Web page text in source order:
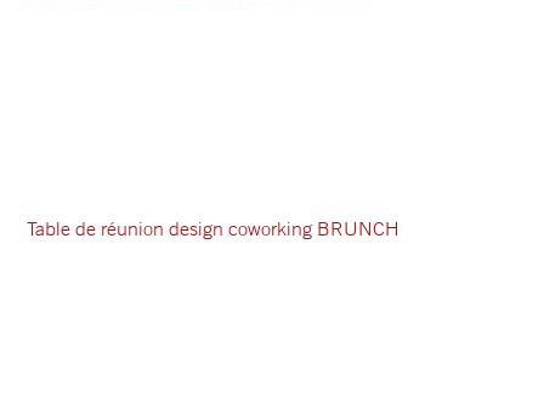
Table de réunion design coworking BRUNCH